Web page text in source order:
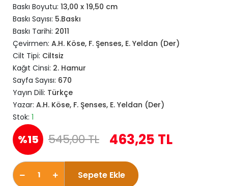
Baskı Boyutu: 13,00 x 19,50 cm
Baskı Sayısı: 5.Baskı
Baskı Tarihi: 2011
Çevirmen: A.H. Köse, F. Şenses, E. Yeldan (Der)
Cilt Tipi: Ciltsiz
Kağıt Cinsi: 2. Hamur
Sayfa Sayısı: 670
Yayın Dili: Türkçe
Yazar: A.H. Köse, F. Şenses, E. Yeldan (Der)
Stok: 1
%15 545,00 TL 463,25 TL
Sepete Ekle